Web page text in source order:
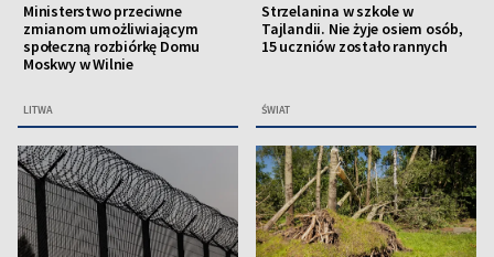
Ministerstwo przeciwne
zmianom umożliwiającym
społeczną rozbiórkę Domu
Moskwy w Wilnie
LITWA
Strzelanina w szkole w
Tajlandii. Nie żyje osiem osób,
15 uczniów zostało rannych
ŚWIAT